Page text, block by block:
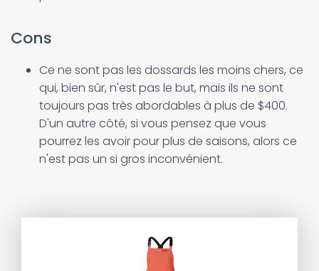
Cons
Ce ne sont pas les dossards les moins chers, ce
qui, bien sûr, n'est pas le but, mais ils ne sont
toujours pas très abordables à plus de $400.
D'un autre côté, si vous pensez que vous
pourrez les avoir pour plus de saisons, alors ce
n'est pas un si gros inconvénient.